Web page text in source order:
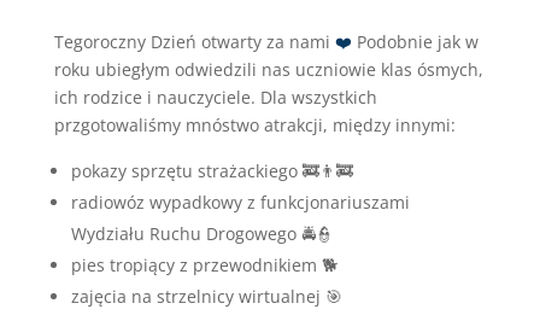
Tegoroczny Dzień otwarty za nami ❤️ Podobnie jak w
roku ubiegłym odwiedzili nas uczniowie klas ósmych,
ich rodzice i nauczyciele. Dla wszystkich
przgotowaliśmy mnóstwo atrakcji, między innymi:
pokazy sprzętu strażackiego 🚒👨‍🚒
radiowóz wypadkowy z funkcjonariuszami
Wydziału Ruchu Drogowego 🚔👮
pies tropiący z przewodnikiem 🐕
zajęcia na strzelnicy wirtualnej 🎯